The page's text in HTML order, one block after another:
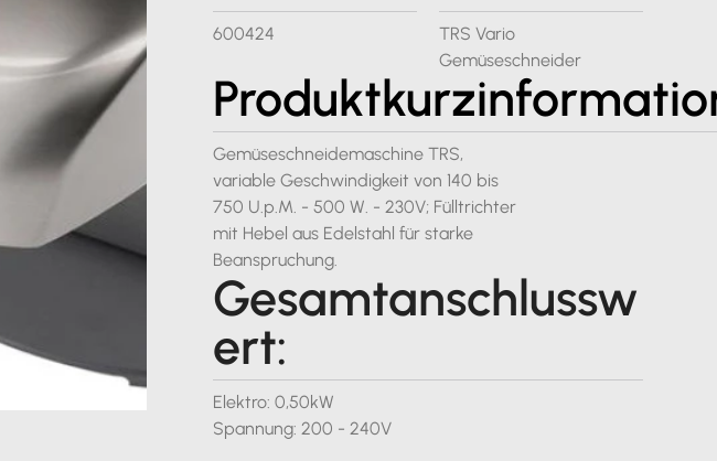
600424
TRS Vario
Gemüseschneider
Gemüseschneidemaschine TRS,
variable Geschwindigkeit von 140 bis
750 U.p.M. - 500 W. - 230V; Fülltrichter
mit Hebel aus Edelstahl für starke
Beanspruchung.
Gesamtanschlussw
ert:
Elektro: 0,50kW
Spannung: 200 - 240V